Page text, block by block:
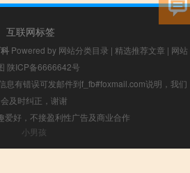
互联网标签
Powered by 网站分类目录 | 精选推荐文章 | 网站
陕ICP备6666642号
息有错误可发邮件到f_fb#foxmail.com说明，我们
会及时纠正，谢谢
爱好，不接盈利性广告及商业合作
小男孩